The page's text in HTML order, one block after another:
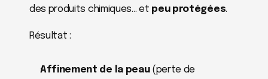
des produits chimiques… et peu protégées.
Résultat :
Affinement de la peau (perte de